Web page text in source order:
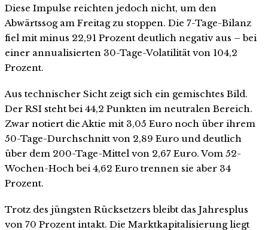
Diese Impulse reichten jedoch nicht, um den
Abwärtssog am Freitag zu stoppen. Die 7-Tage-Bilanz
fiel mit minus 22,91 Prozent deutlich negativ aus – bei
einer annualisierten 30-Tage-Volatilität von 104,2
Prozent.
Aus technischer Sicht zeigt sich ein gemischtes Bild.
Der RSI steht bei 44,2 Punkten im neutralen Bereich.
Zwar notiert die Aktie mit 3,05 Euro noch über ihrem
50-Tage-Durchschnitt von 2,89 Euro und deutlich
über dem 200-Tage-Mittel von 2,67 Euro. Vom 52-
Wochen-Hoch bei 4,62 Euro trennen sie aber 34
Prozent.
Trotz des jüngsten Rücksetzers bleibt das Jahresplus
von 70 Prozent intakt. Die Marktkapitalisierung liegt